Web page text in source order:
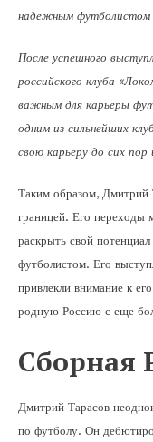
надежным футболистом
После успешного
российского клуба
важным для карьеры
одним из сильнейших
свою карьеру до сих
Таким образом, Дмитрий
границей. Его переходы
раскрыть свой
футболистом. Его
привлекли внимание к
родную Россию с еще
Сборная
Дмитрий Тарасов
по футболу. Он